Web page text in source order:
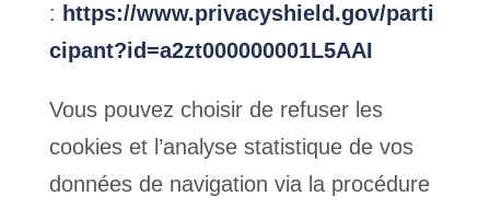
: https://www.privacyshield.gov/parti
cipant?id=a2zt000000001L5AAI
Vous pouvez choisir de refuser les
cookies et l’analyse statistique de vos
données de navigation via la procédure